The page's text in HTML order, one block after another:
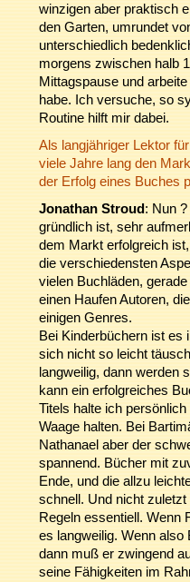
winzigen aber praktisch
den Garten, umrundet
unterschiedlich
morgens zwischen halb
Mittagspause und
habe. Ich versuche, so
Routine hilft mir dabei.
Als langjähriger Lektor
viele Jahre lang den
der Erfolg eines Buches
Jonathan Stroud: Nun
gründlich ist, sehr
dem Markt erfolgreich
die verschiedensten
vielen Buchläden,
einen Haufen Autoren,
einigen Genres.
Bei Kinderbüchern ist es
sich nicht so leicht
langweilig, dann werden
kann ein erfolgreiches
Titels halte ich
Waage halten. Bei
Nathanael aber der
spannend. Bücher mit
Ende, und die allzu
schnell. Und nicht
Regeln essentiell. Wenn
es langweilig. Wenn also
dann muß er zwingend
seine Fähigkeiten im